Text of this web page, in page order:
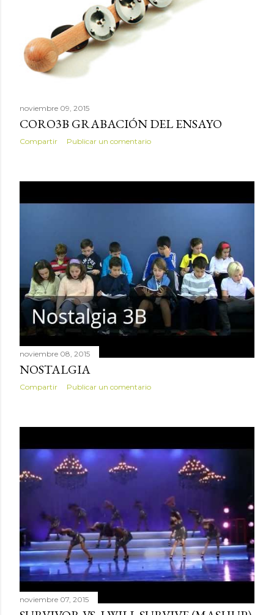
noviembre 09, 2015
CORO3B GRABACIÓN DEL ENSAYO
Compartir Publicar un comentario
noviembre 08, 2015
NOSTALGIA
Compartir Publicar un comentario
noviembre 07, 2015